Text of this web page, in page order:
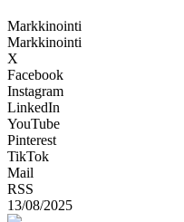
Markkinointi
Markkinointi
X
Facebook
Instagram
LinkedIn
YouTube
Pinterest
TikTok
Mail
RSS
13/08/2025